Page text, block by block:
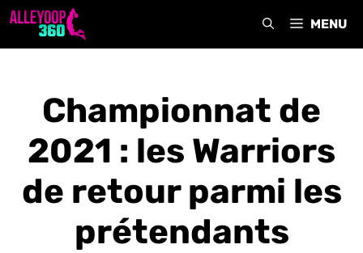
Aller
MENU
Championnat de
2021 : les Warriors
de retour parmi les
prétendants